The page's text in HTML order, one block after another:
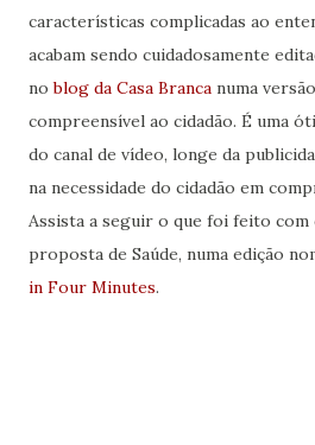
características complicadas ao
acabam sendo cuidadosamente
noblog da Casa Branca numa
compreensível ao cidadão. É uma
do canal de vídeo, longe da
na necessidade do cidadão em
Assista a seguir o que foi feito
proposta de Saúde, numa edição
in Four Minutes.